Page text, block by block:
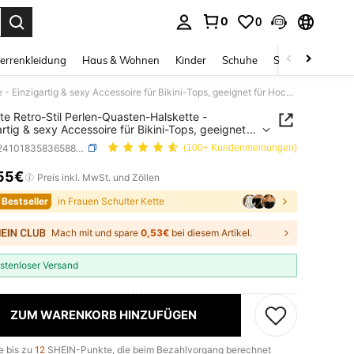
0 0
Haus & Wohnen Kinder Schuhe Schmuck &
Elegante Retro-Stil Perlen-Quasten-Halskette - Einzigartig & sexy Accessoire für Bikini-Tops, geeignet für Hochzeiten und Partys
Retro-Stil Perlen-Quasten-Halskette -
& sexy Accessoire für Bikini-Tops, geeignet
und Partys
SKU: sj2410183583658868 (100+ Kundenmeinungen)
AND AVAILABILITY
Preis inkl. MwSt. und Zöllen
in Frauen Schulter Kette
Mach mit und spare 0,53€ bei diesem Artikel.
Versand
ZUM WARENKORB HINZUFÜGEN
bis zu 12 SHEIN-Punkte, die beim Bezahlvorgang berechnet